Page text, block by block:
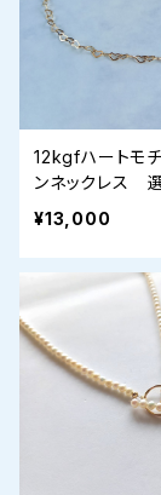
12kgfハートモ
ンネックレス
0-45cm
¥13,000